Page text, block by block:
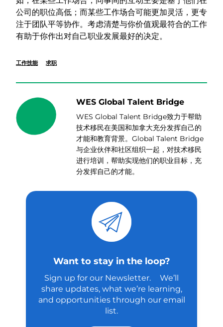
公司的职位高低；而某些工作场合可能更加灵活，更专
注于团队平等协作。考虑清楚与你价值观最符合的工作
有助于你作出对自己职业发展最好的决定。
工作技能 求职
WES Global Talent Bridge
WES Global Talent Bridge致力于帮助
技术移民在美国和加拿大充分发挥自己的
才能和教育背景。Global Talent Bridge
与企业伙伴和社区组织一起，对技术移民
进行培训，帮助实现他们的职业目标，充
分发挥自己的才能。
Want to stay in the loop?
Sign up for our Newsletter. We’ll
share updates, what we’re learning,
and opportunities through our email
list.